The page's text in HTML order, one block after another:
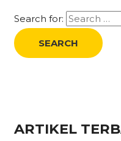
Search for:
ARTIKEL